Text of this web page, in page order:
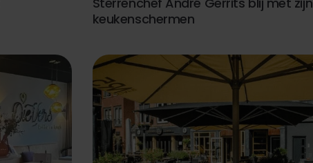
keukenschermen